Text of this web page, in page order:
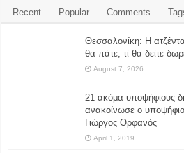
Recent Popular Comments
Θεσσαλονίκη: Η
θα πάτε, τί θα δείτε
August 7, 2026
21 ακόμα υποψήφιους
ανακοίνωσε ο
Γιώργος Ορφανός
April 1, 2019